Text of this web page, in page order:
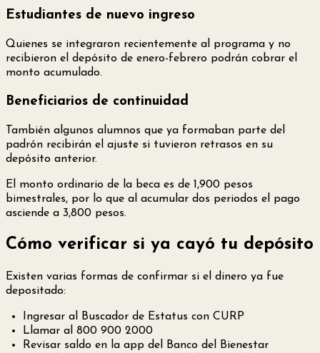
Estudiantes de nuevo ingreso
Quienes se integraron recientemente al programa y no
recibieron el depósito de enero-febrero podrán cobrar el
monto acumulado.
Beneficiarios de continuidad
También algunos alumnos que ya formaban parte del
padrón recibirán el ajuste si tuvieron retrasos en su
depósito anterior.
El monto ordinario de la beca es de 1,900 pesos
bimestrales, por lo que al acumular dos periodos el pago
asciende a 3,800 pesos.
Cómo verificar si ya cayó tu depósito
Existen varias formas de confirmar si el dinero ya fue
depositado:
Ingresar al Buscador de Estatus con CURP
Llamar al 800 900 2000
Revisar saldo en la app del Banco del Bienestar